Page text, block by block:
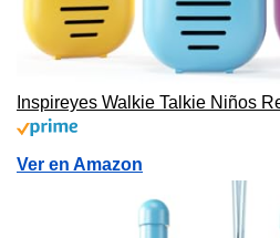
Inspireyes Walkie Talkie Niños
Ver en Amazon